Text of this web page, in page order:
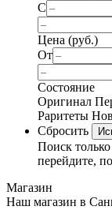
С
Цена (руб.)
От
Состояние
Оригинал
Раритеты
Сбросить
Поиск
перейдите,
Магазин
Наш магазин в